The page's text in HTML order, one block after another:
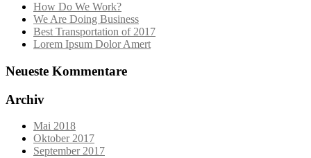
How Do We Work?
We Are Doing Business
Best Transportation of 2017
Lorem Ipsum Dolor Amert
Neueste Kommentare
Archiv
Mai 2018
Oktober 2017
September 2017